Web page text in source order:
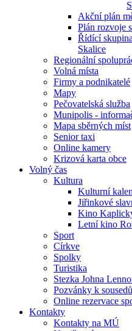
Akční plán
Plán rozvoje
Řídící
Skalice
Regionální
Volná místa
Firmy a podnikatelé
Mapy
Pečovatelská služba
Munipolis -
Mapa sběrných míst
Senior taxi
Online kamery
Krizová karta obce
Volný čas
Kultura
Kulturní
Jiřinkové
Kino
Letní kino
Sport
Církve
Spolky
Turistika
Stezka Johna
Pozvánky k
Online rezervace
Kontakty
Kontakty na MÚ